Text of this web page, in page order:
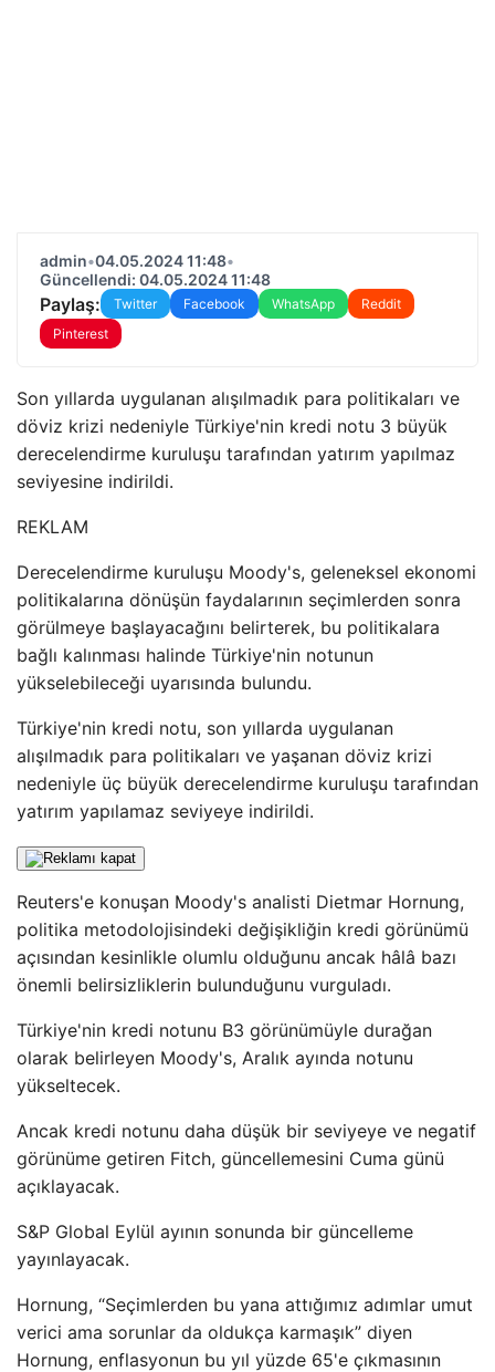
admin•04.05.2024 11:48•
Güncellendi: 04.05.2024 11:48
Paylaş: Twitter Facebook WhatsApp
Reddit
Pinterest
Son yıllarda uygulanan alışılmadık para politikaları ve
döviz krizi nedeniyle Türkiye'nin kredi notu 3 büyük
derecelendirme kuruluşu tarafından yatırım yapılmaz
seviyesine indirildi.
REKLAM
Derecelendirme kuruluşu Moody's, geleneksel ekonomi
politikalarına dönüşün faydalarının seçimlerden sonra
görülmeye başlayacağını belirterek, bu politikalara
bağlı kalınması halinde Türkiye'nin notunun
yükselebileceği uyarısında bulundu.
Türkiye'nin kredi notu, son yıllarda uygulanan
alışılmadık para politikaları ve yaşanan döviz krizi
nedeniyle üç büyük derecelendirme kuruluşu tarafından
yatırım yapılamaz seviyeye indirildi.
Reuters'e konuşan Moody's analisti Dietmar Hornung,
politika metodolojisindeki değişikliğin kredi görünümü
açısından kesinlikle olumlu olduğunu ancak hâlâ bazı
önemli belirsizliklerin bulunduğunu vurguladı.
Türkiye'nin kredi notunu B3 görünümüyle durağan
olarak belirleyen Moody's, Aralık ayında notunu
yükseltecek.
Ancak kredi notunu daha düşük bir seviyeye ve negatif
görünüme getiren Fitch, güncellemesini Cuma günü
açıklayacak.
S&P Global Eylül ayının sonunda bir güncelleme
yayınlayacak.
Hornung, “Seçimlerden bu yana attığımız adımlar umut
verici ama sorunlar da oldukça karmaşık” diyen
Hornung, enflasyonun bu yıl yüzde 65'e çıkmasının